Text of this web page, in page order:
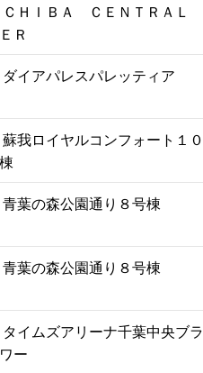
ＣＨＩＢＡ ＣＥＮＴＲＡＬ
Ｒ
ダイアパレスパレッティア
蘇我ロイヤルコンフォート１
青葉の森公園通り８号棟
青葉の森公園通り８号棟
タイムズアリーナ千葉中央ブ
ー